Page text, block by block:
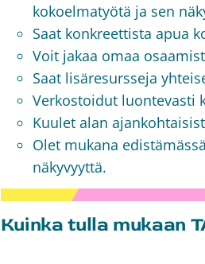
kokoelmatyötä ja sen
Saat konkreettista apua
Voit jakaa omaa
Saat lisäresursseja
Verkostoidut luontevasti
Kuulet alan
Olet mukana
näkyvyyttä.
Kuinka tulla mukaan